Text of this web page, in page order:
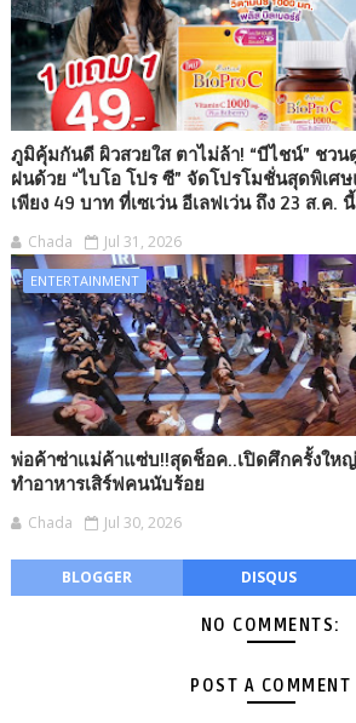
ภูมิคุ้มกันดี ผิวสวยใส ตาไม่ล้า! “บีไชน์” ชวน
ฝนด้วย “ไบโอ โปร ซี” จัดโปรโมชั่นสุดพิเศ
เพียง 49 บาท ที่เซเว่น อีเลฟเว่น ถึง 23 ส.ค. นี้
Chada Jul 31, 2026
ENTERTAINMENT
พ่อค้าซ่าแม่ค้าแซ่บ!!สุดช็อค..เปิดศึกครั้งให
ทำอาหารเสิร์ฟคนนับร้อย
Chada Jul 30, 2026
BLOGGER DISQUS
NO COMMENTS:
POST A COMMENT